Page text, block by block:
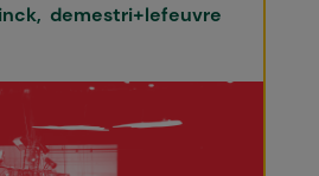
demestri+lefeuvre